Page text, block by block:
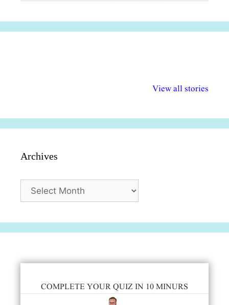
View all stories
अधिकार दिवस| 18
वर्षातील
Archives
Archives
COMPLETE YOUR QUIZ IN 10 MINURS